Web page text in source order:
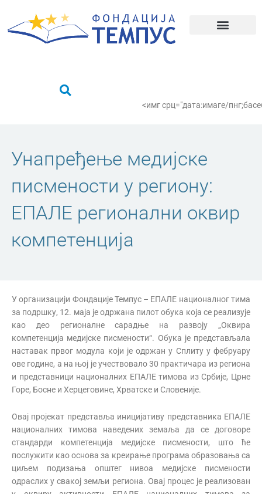
садржај
<имг срц="дата:имаге/
Унапређење медијске
писмености у региону:
ЕПАЛЕ регионални оквир
компетенција
У организацији Фондације Темпус – ЕПАЛЕ националног тима
за подршку, 12. маја је одржана пилот обука која се реализује
као део регионалне сарадње на развоју „Оквира
компетенција медијске писмености“. Обука је представљала
наставак првог модула који је одржан у Сплиту у фебруару
ове године, а на њој је учествовало 30 практичара из региона
и представници националних ЕПАЛЕ тимова из Србије, Црне
Горе, Босне и Херцеговине, Хрватске и Словеније.
Овај пројекат представља иницијативу представника ЕПАЛЕ
националних тимова наведених земаља да се договоре
стандарди компетенција медијске писмености, што ће
послужити као основа за креирање програма образовања са
циљем подизања општег нивоа медијске писмености
одраслих у свакој земљи региона. Овај процес је реализован